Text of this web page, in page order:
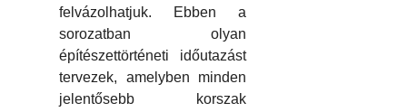
felvázolhatjuk. Ebben a
sorozatban olyan
építészettörténeti időutazást
tervezek, amelyben minden
jelentősebb korszak